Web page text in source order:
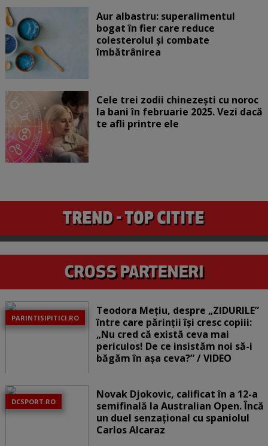
Aur albastru: superalimentul
bogat în fier care reduce
colesterolul și combate
îmbătrânirea
Cele trei zodii chinezești cu noroc
la bani în februarie 2025. Vezi dacă
te afli printre ele
PARINTISIPITICI.RO
Teodora Mețiu, despre „ZIDURILE”
între care părinții își cresc copiii:
„Nu cred că există ceva mai
periculos! De ce insistăm noi să-i
băgăm în așa ceva?” / VIDEO
DCSPORT.RO
Novak Djokovic, calificat în a 12-a
semifinală la Australian Open. Încă
un duel senzațional cu spaniolul
Carlos Alcaraz